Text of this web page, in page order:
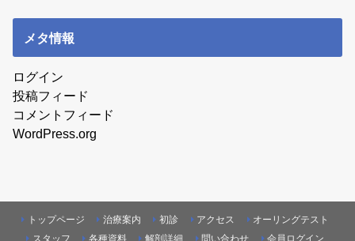
メタ情報
ログイン
投稿フィード
コメントフィード
WordPress.org
トップページ 治療案内 初診 アクセス
オーリングテスト
スタッフ
各種資料 解剖詳細 問い合わせ 会員ログイン